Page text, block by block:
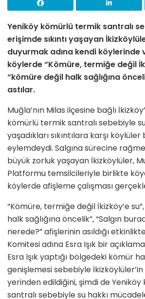
Yeniköy kömürlü termik santralı
erişimde sıkıntı yaşayan
duyurmak adına kendi köylerinde
köylerde “Kömüre, termiğe değil
“kömüre değil halk sağlığına
astılar.
Muğla’nın Milas ilçesine bağlı
kömürlü termik santralı sebebiyle
yaşadıkları sıkıntılara karşı
eylemdeydi. Salgına sürecine
büyük zorluk yaşayan İkizköylüler,
Platformu temsilcileriyle birlikte
köylerde afişleme çalışması
“Kömüre, termiğe değil İkizköy’e
halk sağlığına öncelik”, “Salgın
nerede?” afişlerinin asıldığı
Komitesi adına Esra Işık bir
Esra Işık yaptığı bölgedeki kömür
genişlemesi sebebiyle
yerinden edildiğini, şimdi de
santralı sebebiyle su hakkı